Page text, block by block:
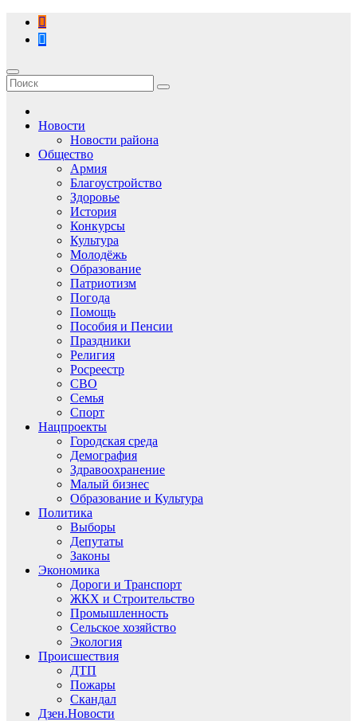
Перейти
содержимому
Новости
Новости района
Общество
Армия
Благоустройство
Здоровье
История
Конкурсы
Культура
Молодёжь
Образование
Патриотизм
Погода
Помощь
Пособия и Пенсии
Праздники
Религия
Росреестр
СВО
Семья
Спорт
Нацпроекты
Городская среда
Демография
Здравоохранение
Малый бизнес
Образование и Культура
Политика
Выборы
Депутаты
Законы
Экономика
Дороги и Транспорт
ЖКХ и Строительство
Промышленность
Сельское хозяйство
Экология
Происшествия
ДТП
Пожары
Скандал
Дзен.Новости